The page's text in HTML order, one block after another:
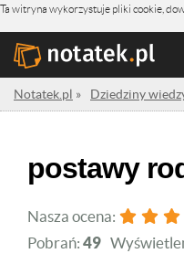
Ta witryna wykorzystuje pliki cookie,
Notatek.pl » Dziedziny
postawy
Nasza ocena:
Pobrań: 49